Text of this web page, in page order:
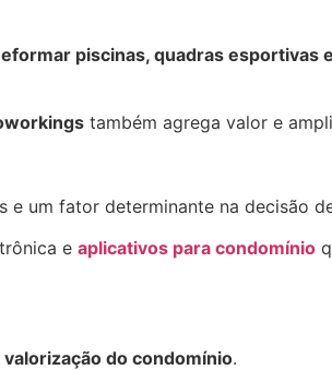
piscinas, quadras esportivas
também agrega valor e
um fator determinante na decisão
e aplicativos para condomínio
valorização do condomínio.